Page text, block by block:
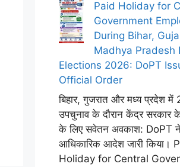
Paid Holiday for
Government
During Bihar,
Madhya Pradesh
Elections 2026: DoPT
Official Order
बिहार, गुजरात और मध्य प्रदेश
उपचुनाव के दौरान केंद्र सरकार के
के लिए सवेतन अवकाश: DoPT
आधिकारिक आदेश जारी किया।
Holiday for Central